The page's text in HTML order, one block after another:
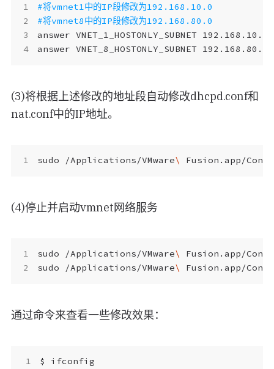
#将vmnet1中的IP段修改为192.168.10.0
#将vmnet8中的IP段修改为192.168.80.0
answer VNET_1_HOSTONLY_SUBNET
answer VNET_8_HOSTONLY_SUBNET
(3)将根据上述修改的地址段自动修改dhcpd.conf和
nat.conf中的IP地址。
sudo /Applications/VMware\
(4)停止并启动vmnet网络服务
sudo /Applications/VMware\
sudo /Applications/VMware\
通过命令来查看一些修改效果：